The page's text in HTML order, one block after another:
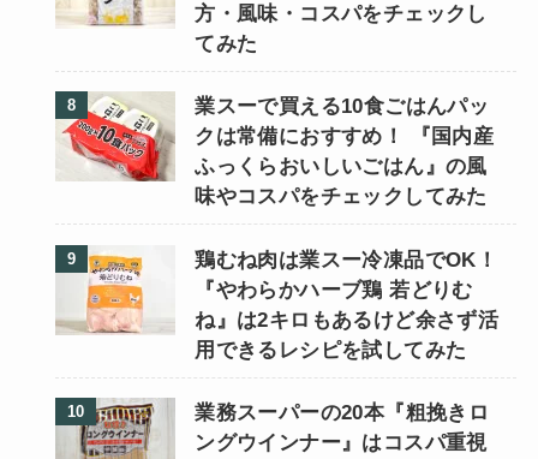
方・風味・コスパをチェックし
てみた
業スーで買える10食ごはんパッ
クは常備におすすめ！ 『国内産
ふっくらおいしいごはん』の風
味やコスパをチェックしてみた
鶏むね肉は業スー冷凍品でOK！
『やわらかハーブ鶏 若どりむ
ね』は2キロもあるけど余さず活
用できるレシピを試してみた
業務スーパーの20本『粗挽きロ
ングウインナー』はコスパ重視